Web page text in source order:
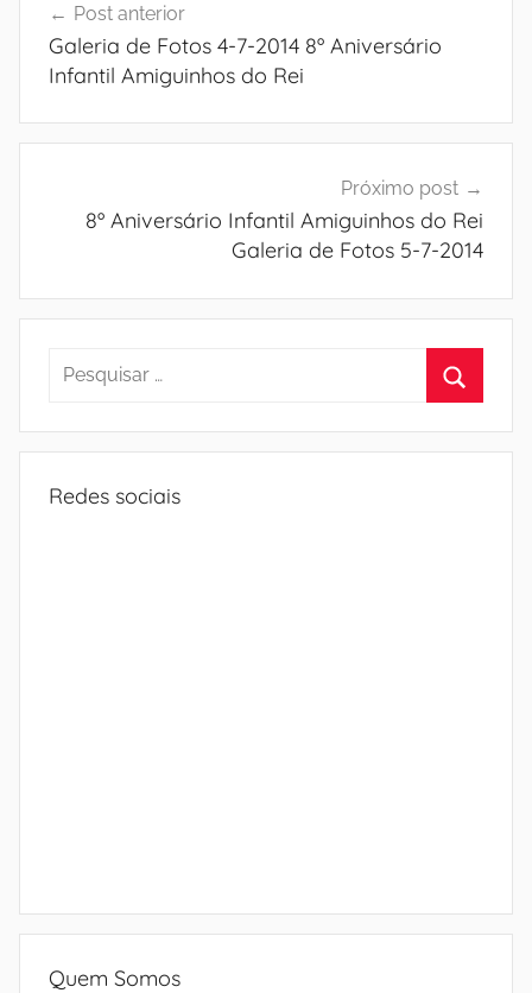
de
Post
Post anterior
Galeria de Fotos 4-7-2014 8º Aniversário
Infantil Amiguinhos do Rei
Próximo post
8º Aniversário Infantil Amiguinhos do Rei
Galeria de Fotos 5-7-2014
Pesquisar
Redes sociais
Quem Somos